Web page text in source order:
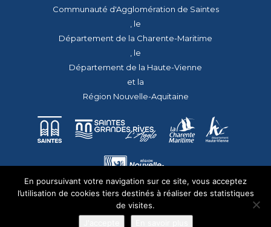
Communauté d'Agglomération de Saintes
, le
Département de la Charente-Maritime
, le
Département de la Haute-Vienne
et la
Région Nouvelle-Aquitaine
En poursuivant votre navigation sur ce site, vous acceptez
l’utilisation de cookies tiers destinés à réaliser des statistiques
de visites.